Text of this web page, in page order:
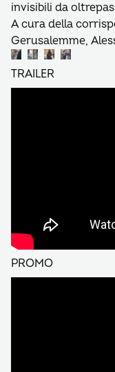
invisibili da
A cura della
Gerusalemme,
TRAILER
PROMO